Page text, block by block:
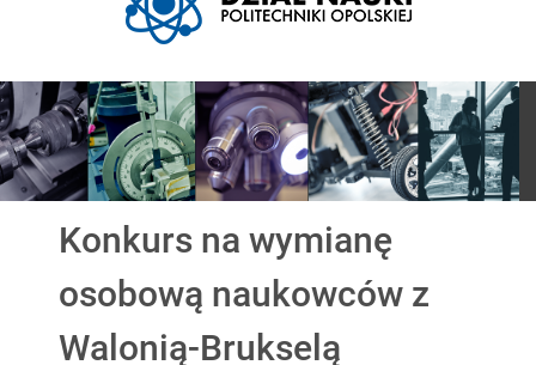
Pokaz slajdów
Konkurs na wymianę
osobową naukowców z
Walonią-Brukselą